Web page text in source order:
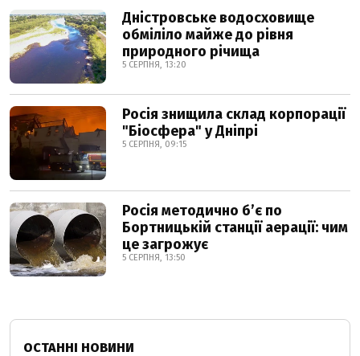
Дністровське водосховище
обміліло майже до рівня
природного річища
5 СЕРПНЯ, 13:20
Росія знищила склад корпорації
"Біосфера" у Дніпрі
5 СЕРПНЯ, 09:15
Росія методично б’є по
Бортницькій станції аерації: чим
це загрожує
5 СЕРПНЯ, 13:50
ОСТАННІ НОВИНИ